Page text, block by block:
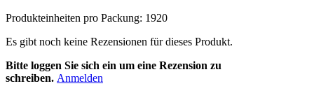
Produkteinheiten pro Packung: 1920
Es gibt noch keine Rezensionen für dieses Produkt.
Bitte loggen Sie sich ein um eine Rezension zu
schreiben. Anmelden